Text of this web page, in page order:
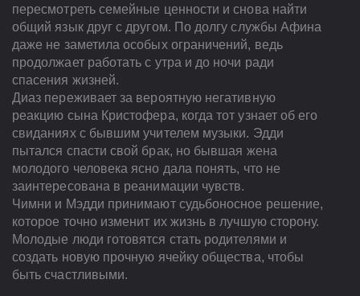
пересмотреть семейные ценности и снова найти
общий язык друг с другом. По долгу службы Афина
даже не заметила особых ограничений, ведь
продолжает работать с утра и до ночи ради
спасения жизней.
Диаз переживает за вероятную негативную
реакцию сына Кристофера, когда тот узнает об его
свиданиях с бывшим учителем музыки. Эдди
пытался спасти свой брак, но бывшая жена
молодого человека ясно дала понять, что не
заинтересована в реанимации чувств.
Чимни и Мэдди принимают судьбоносное решение,
которое точно изменит их жизнь в лучшую сторону.
Молодые люди готовятся стать родителями и
создать новую прочную ячейку общества, чтобы
быть счастливыми.